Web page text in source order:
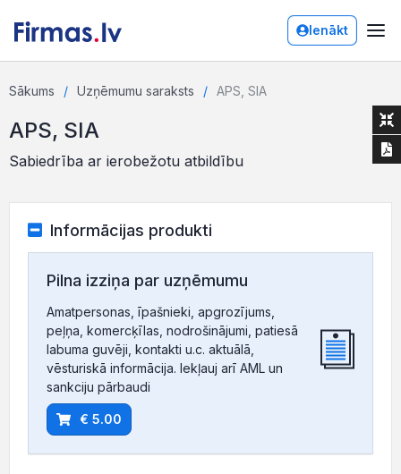
Ienākt
Sākums Uzņēmumu saraksts APS, SIA
APS, SIA
Sabiedrība ar ierobežotu atbildību
Informācijas produkti
Pilna izziņa par uzņēmumu
Amatpersonas, īpašnieki, apgrozījums,
peļņa, komercķīlas, nodrošinājumi, patiesā
labuma guvēji, kontakti u.c. aktuālā,
vēsturiskā informācija. Iekļauj arī AML un
sankciju pārbaudi
€ 5.00